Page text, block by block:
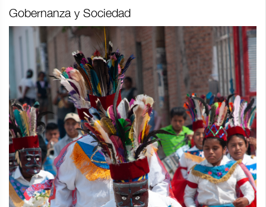
Gobernanza y Sociedad